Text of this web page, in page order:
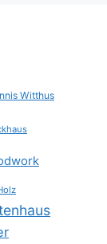
Witthus